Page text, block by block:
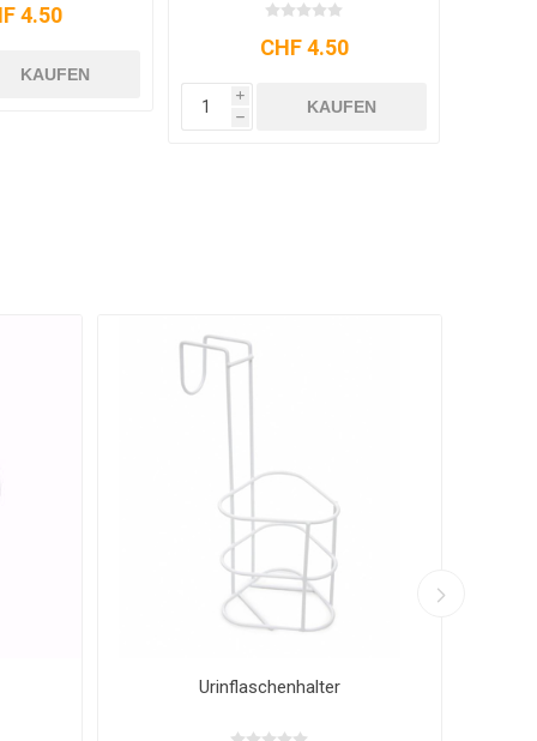
4.50
KAUFEN
CHF 4.50
i
h
KAUFEN
Nachttopf Sundo